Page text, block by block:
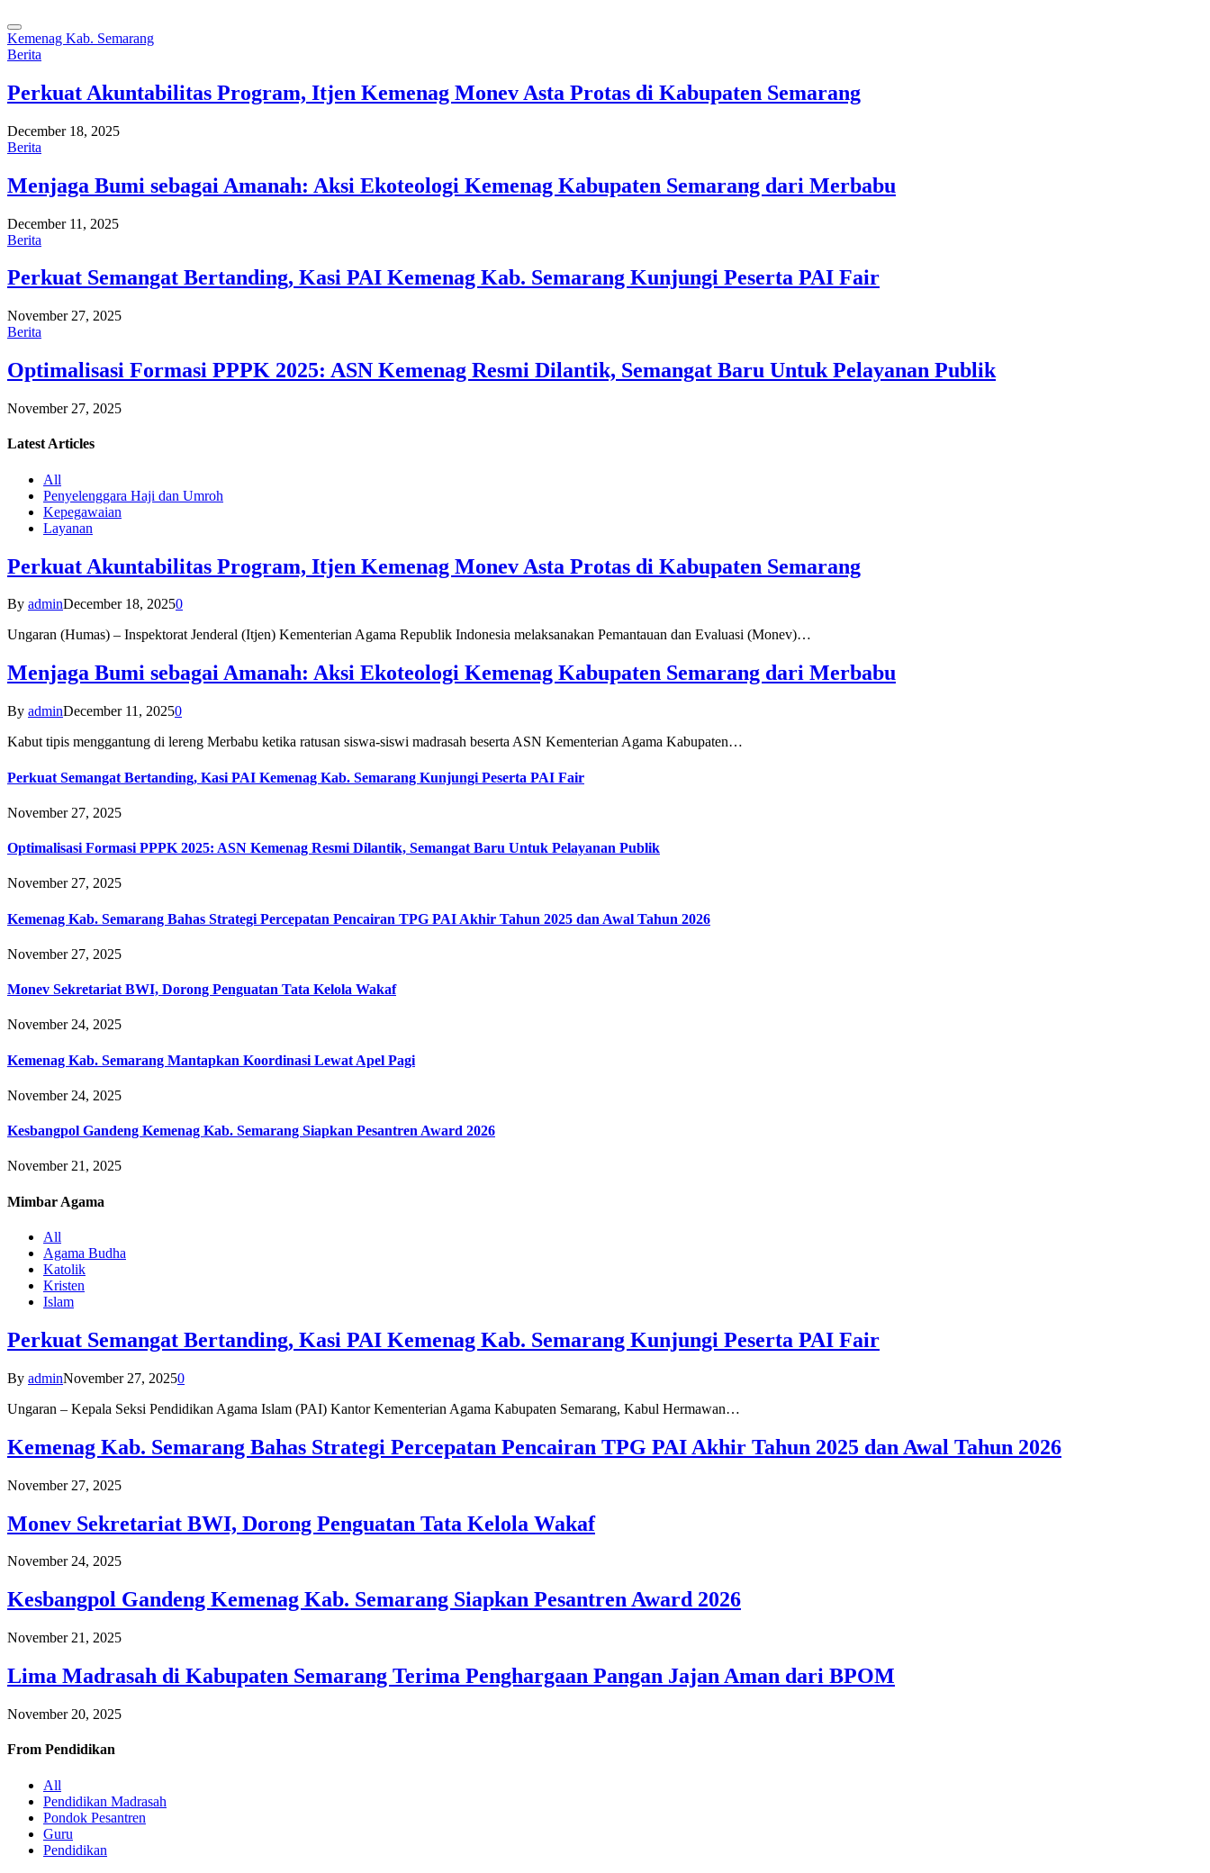
Kemenag Kab. Semarang
Berita
Perkuat Akuntabilitas Program, Itjen Kemenag Monev Asta Protas di Kabupaten Semarang
December 18, 2025
Berita
Menjaga Bumi sebagai Amanah: Aksi Ekoteologi Kemenag Kabupaten Semarang dari Merbabu
December 11, 2025
Berita
Perkuat Semangat Bertanding, Kasi PAI Kemenag Kab. Semarang Kunjungi Peserta PAI Fair
November 27, 2025
Berita
Optimalisasi Formasi PPPK 2025: ASN Kemenag Resmi Dilantik, Semangat Baru Untuk Pelayanan Publik
November 27, 2025
Latest Articles
All
Penyelenggara Haji dan Umroh
Kepegawaian
Layanan
Perkuat Akuntabilitas Program, Itjen Kemenag Monev Asta Protas di Kabupaten Semarang
By adminDecember 18, 20250
Ungaran (Humas) – Inspektorat Jenderal (Itjen) Kementerian Agama Republik Indonesia melaksanakan Pemantauan dan Evaluasi (Monev)…
Menjaga Bumi sebagai Amanah: Aksi Ekoteologi Kemenag Kabupaten Semarang dari Merbabu
By adminDecember 11, 20250
Kabut tipis menggantung di lereng Merbabu ketika ratusan siswa-siswi madrasah beserta ASN Kementerian Agama Kabupaten…
Perkuat Semangat Bertanding, Kasi PAI Kemenag Kab. Semarang Kunjungi Peserta PAI Fair
November 27, 2025
Optimalisasi Formasi PPPK 2025: ASN Kemenag Resmi Dilantik, Semangat Baru Untuk Pelayanan Publik
November 27, 2025
Kemenag Kab. Semarang Bahas Strategi Percepatan Pencairan TPG PAI Akhir Tahun 2025 dan Awal Tahun 2026
November 27, 2025
Monev Sekretariat BWI, Dorong Penguatan Tata Kelola Wakaf
November 24, 2025
Kemenag Kab. Semarang Mantapkan Koordinasi Lewat Apel Pagi
November 24, 2025
Kesbangpol Gandeng Kemenag Kab. Semarang Siapkan Pesantren Award 2026
November 21, 2025
Mimbar Agama
All
Agama Budha
Katolik
Kristen
Islam
Perkuat Semangat Bertanding, Kasi PAI Kemenag Kab. Semarang Kunjungi Peserta PAI Fair
By adminNovember 27, 20250
Ungaran – Kepala Seksi Pendidikan Agama Islam (PAI) Kantor Kementerian Agama Kabupaten Semarang, Kabul Hermawan…
Kemenag Kab. Semarang Bahas Strategi Percepatan Pencairan TPG PAI Akhir Tahun 2025 dan Awal Tahun 2026
November 27, 2025
Monev Sekretariat BWI, Dorong Penguatan Tata Kelola Wakaf
November 24, 2025
Kesbangpol Gandeng Kemenag Kab. Semarang Siapkan Pesantren Award 2026
November 21, 2025
Lima Madrasah di Kabupaten Semarang Terima Penghargaan Pangan Jajan Aman dari BPOM
November 20, 2025
From Pendidikan
All
Pendidikan Madrasah
Pondok Pesantren
Guru
Pendidikan